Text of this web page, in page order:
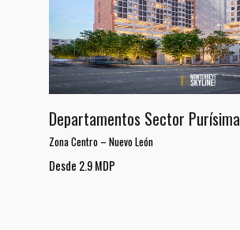
Departamentos Sector Purísima
Zona Centro – Nuevo León
Desde 2.9 MDP